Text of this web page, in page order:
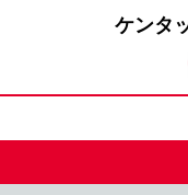
ケンタ